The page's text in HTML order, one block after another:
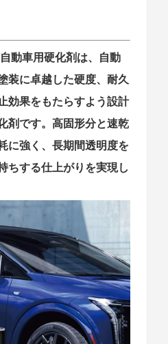
自動車用硬化剤は、自動
装に卓越した硬度、耐久
効果をもたらすよう設計
剤です。高固形分と速乾
に強く、長期間透明度を
ちする仕上がりを実現し